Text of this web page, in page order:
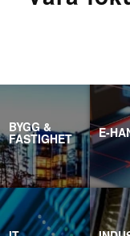
BYGG &
FASTIGHET E-